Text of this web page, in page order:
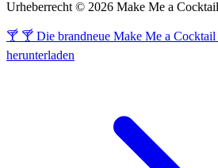
Urheberrecht © 2026 Make Me a
🍸 🍸 Die brandneue Make Me a
herunterladen